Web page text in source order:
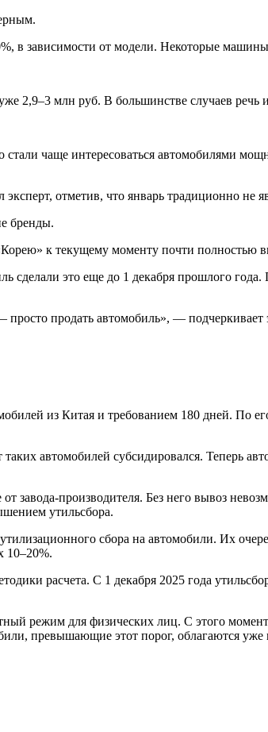
в зависимости от модели. Некоторые
2,9–3 млн руб. В большинстве случаев речь
чаще интересоваться автомобилями
отметив, что январь традиционно не
бренды.
к текущему моменту почти
сделали это еще до 1 декабря прошлого
продать автомобиль», — подчеркивает
из Китая и требованием 180 дней. По
автомобилей субсидировался. Теперь
завода-производителя. Без него вывоз
утильсбора.
сбора на автомобили. Их
10–20%.
расчета. С 1 декабря 2025 года
режим для физических лиц. С этого
превышающие этот порог, облагаются уже